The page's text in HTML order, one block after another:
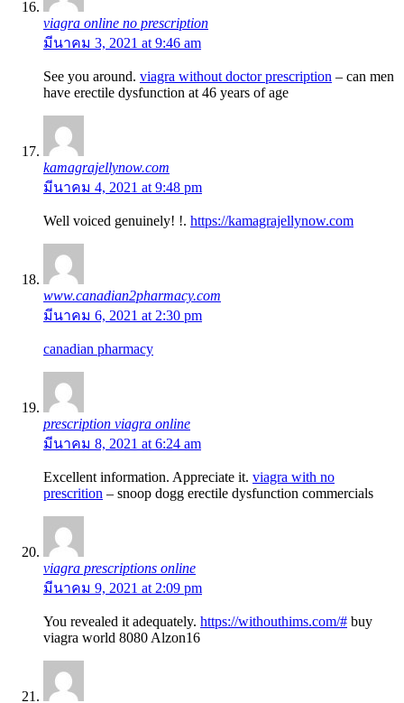
viagra online no prescription
มีนาคม 3, 2021 at 9:46 am
See you around. viagra without doctor prescription – can men
have erectile dysfunction at 46 years of age
kamagrajellynow.com
มีนาคม 4, 2021 at 9:48 pm
Well voiced genuinely! !. https://kamagrajellynow.com
www.canadian2pharmacy.com
มีนาคม 6, 2021 at 2:30 pm
canadian pharmacy
prescription viagra online
มีนาคม 8, 2021 at 6:24 am
Excellent information. Appreciate it. viagra with no
prescrition – snoop dogg erectile dysfunction commercials
viagra prescriptions online
มีนาคม 9, 2021 at 2:09 pm
You revealed it adequately. https://withouthims.com/# buy
viagra world 8080 Alzon16